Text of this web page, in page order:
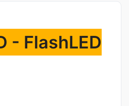
- FlashLED